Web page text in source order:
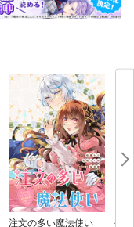
注文の多い魔法使い
今